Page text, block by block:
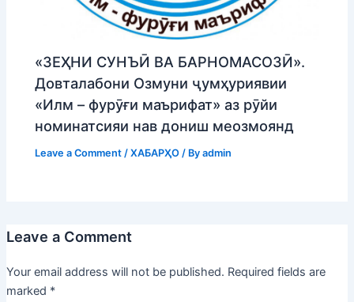
«ЗЕҲНИ СУНЪӢ ВА БАРНОМАСОЗӢ».
Довталабони Озмуни ҷумҳуриявии
«Илм – фурӯғи маърифат» аз рӯйи
номинатсияи нав дониш меозмоянд
Leave a Comment /ХАБАРҲО / Byadmin
Leave a Comment
Your email address will not be published. Required fields are
marked *